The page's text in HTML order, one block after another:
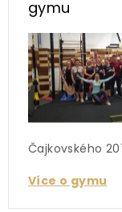
gymu
Čajkovského
Více o gymu